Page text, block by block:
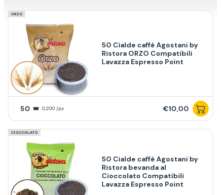
ORZO
50 Cialde caffè Agostani by
Ristora ORZO Compatibili
Lavazza Espresso Point
50 0,200 /pz €10,00
CIOCCOLATO
50 Cialde caffè Agostani by
Ristora bevanda al
Cioccolato Compatibili
Lavazza Espresso Point